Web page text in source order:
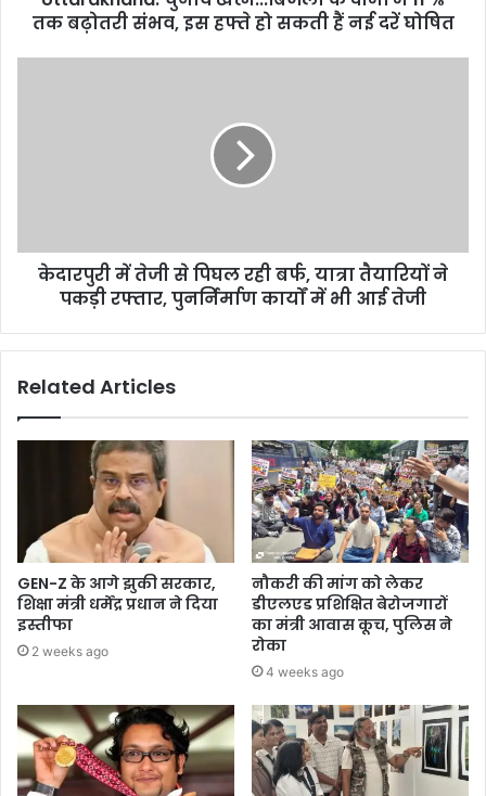
तक बढ़ोतरी संभव, इस हफ्ते हो सकती हैं नई दरें घोषित
केदारपुरी में तेजी से पिघल रही बर्फ, यात्रा तैयारियों ने
पकड़ी रफ्तार, पुनर्निर्माण कार्यों में भी आई तेजी
Related Articles
GEN-Z के आगे झुकी सरकार,
शिक्षा मंत्री धर्मेंद्र प्रधान ने दिया
इस्तीफा
2 weeks ago
नौकरी की मांग को लेकर
डीएलएड प्रशिक्षित बेरोजगारों
का मंत्री आवास कूच, पुलिस ने
रोका
4 weeks ago